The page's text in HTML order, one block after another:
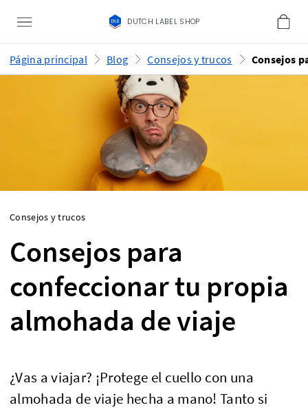
DUTCH LABEL SHOP
Página principal Blog Consejos y trucos
Consejos y trucos
Consejos para
confeccionar tu propia
almohada de viaje
¿Vas a viajar? ¡Protege el cuello con una
almohada de viaje hecha a mano! Tanto si